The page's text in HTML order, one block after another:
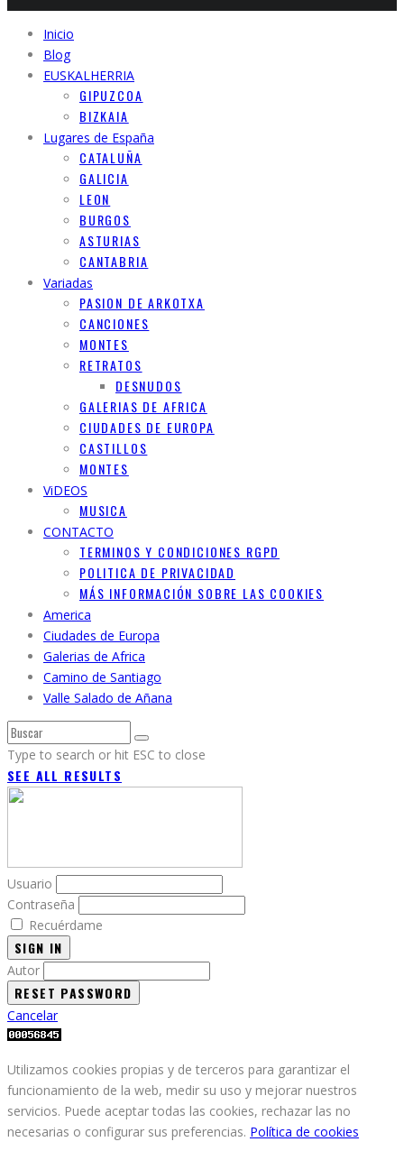
Inicio
Blog
EUSKALHERRIA
GIPUZCOA
BIZKAIA
Lugares de España
CATALUÑA
GALICIA
LEON
BURGOS
ASTURIAS
CANTABRIA
Variadas
PASION DE ARKOTXA
CANCIONES
MONTES
RETRATOS
DESNUDOS
GALERIAS DE AFRICA
CIUDADES DE EUROPA
CASTILLOS
MONTES
ViDEOS
MUSICA
CONTACTO
TERMINOS Y CONDICIONES RGPD
POLITICA DE PRIVACIDAD
MÁS INFORMACIÓN SOBRE LAS COOKIES
America
Ciudades de Europa
Galerias de Africa
Camino de Santiago
Valle Salado de Añana
Type to search or hit ESC to close
SEE ALL RESULTS
Usuario
Contraseña
Recuérdame
SIGN IN
Autor
Cancelar
Utilizamos cookies propias y de terceros para garantizar el
funcionamiento de la web, medir su uso y mejorar nuestros
servicios. Puede aceptar todas las cookies, rechazar las no
necesarias o configurar sus preferencias. Política de cookies